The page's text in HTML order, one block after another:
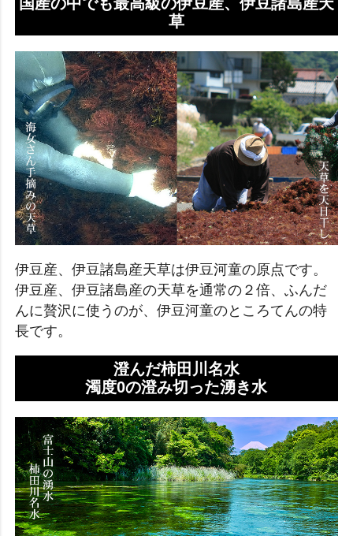
草
伊豆産、伊豆諸島産天草は伊豆河童の原点です。
伊豆産、伊豆諸島産の天草を通常の２倍、ふんだ
んに贅沢に使うのが、伊豆河童のところてんの特
長です。
澄んだ柿田川名水
濁度0の澄み切った湧き水